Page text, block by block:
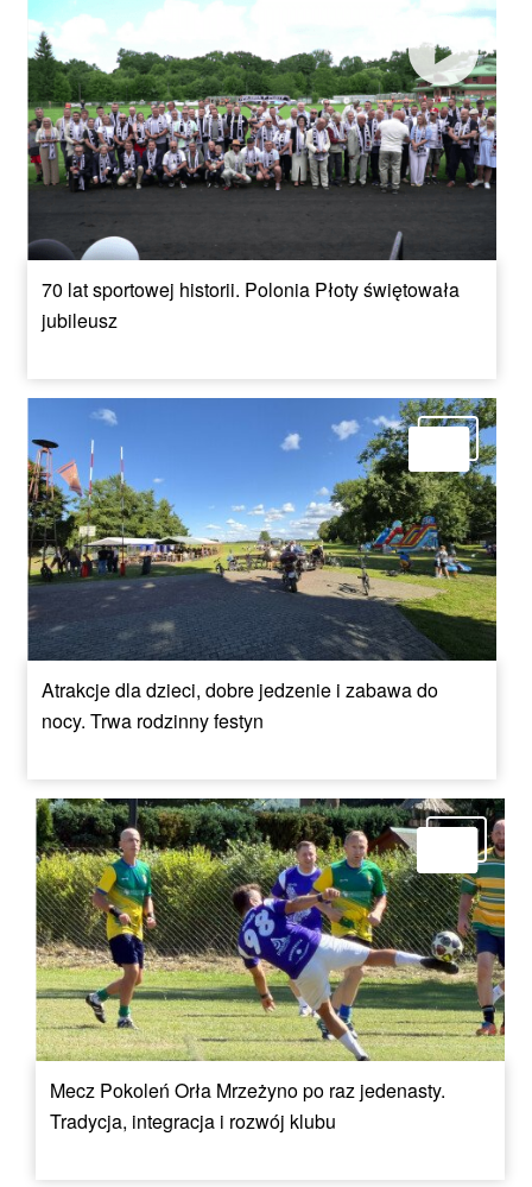
70 lat sportowej historii. Polonia Płoty świętowała
jubileusz
Atrakcje dla dzieci, dobre jedzenie i zabawa do
nocy. Trwa rodzinny festyn
Mecz Pokoleń Orła Mrzeżyno po raz jedenasty.
Tradycja, integracja i rozwój klubu